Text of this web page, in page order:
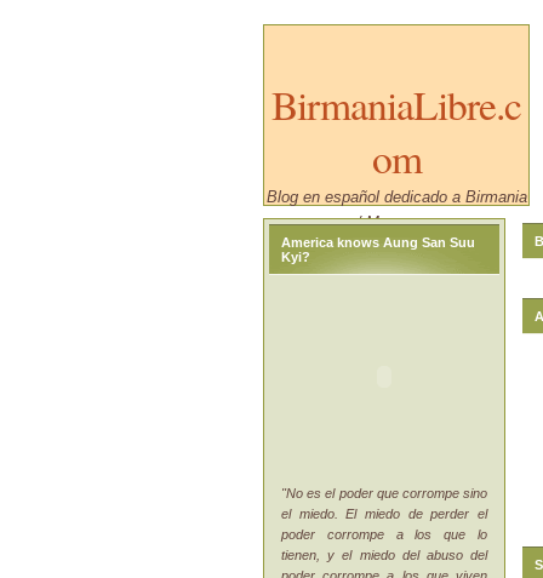
BirmaniaLibre.c
om
Blog en español dedicado a Birmania
/ Myanmar.
America knows Aung San Suu
Kyi?
"No es el poder que corrompe sino
el miedo. El miedo de perder el
poder corrompe a los que lo
tienen, y el miedo del abuso del